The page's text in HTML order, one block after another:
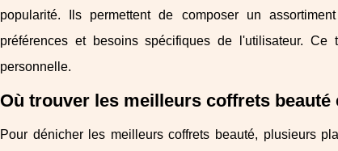
popularité. Ils permettent de composer un
préférences et besoins spécifiques de l'utilisateur.
personnelle.
Où trouver les meilleurs coffrets beauté
Pour dénicher les meilleurs coffrets beauté, plusieurs